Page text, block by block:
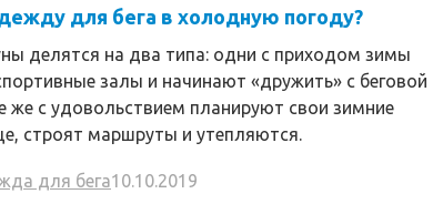
для бега в холодную погоду?
делятся на два типа: одни с приходом зимы
залы и начинают «дружить» с беговой
же с удовольствием планируют свои зимние
строят маршруты и утепляются.
для бега10.10.2019